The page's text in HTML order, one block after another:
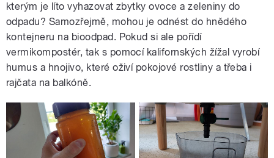
kterým je líto vyhazovat zbytky ovoce a zeleniny do
odpadu? Samozřejmě, mohou je odnést do hnědého
kontejneru na bioodpad. Pokud si ale pořídí
vermikompostér, tak s pomocí kalifornských žížal vyrobí
humus a hnojivo, které oživí pokojové rostliny a třeba i
rajčata na balkóně.